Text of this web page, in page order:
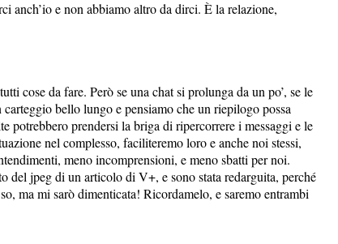
anch’io e non abbiamo altro da dirci. È la relazione,
cose da fare. Però se una chat si prolunga da un po’, se le
bello lungo e pensiamo che un riepilogo possa
potrebbero prendersi la briga di ripercorrere i messaggi e le
nel complesso, faciliteremo loro e anche noi stessi,
meno incomprensioni, e meno sbatti per noi.
del jpeg di un articolo di V+, e sono stata redarguita, perché
ma mi sarò dimenticata! Ricordamelo, e saremo entrambi